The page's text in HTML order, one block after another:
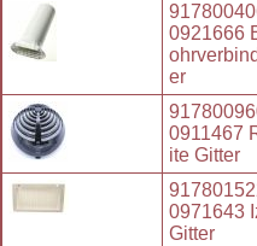
0921666
er
0911467
ite Gitter
0971643
Gitter